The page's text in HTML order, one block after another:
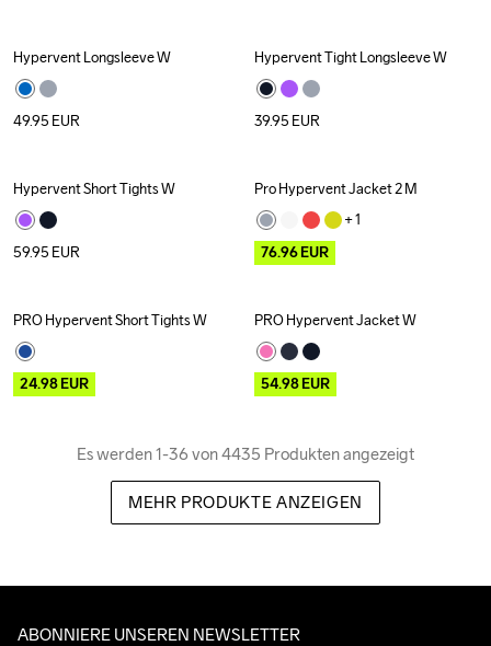
Hypervent Longsleeve W
49.95 EUR
Hypervent Tight Longsleeve W
39.95 EUR
Hypervent Short Tights W
59.95 EUR
Outlet
Pro Hypervent Jacket 2 M
+ 1
76.96EUR
Outlet
PRO Hypervent Short Tights W
24.98EUR
Outlet
PRO Hypervent Jacket W
54.98EUR
Es werden 1-36 von 4435 Produkten angezeigt
MEHR PRODUKTE ANZEIGEN
ABONNIERE UNSEREN NEWSLETTER